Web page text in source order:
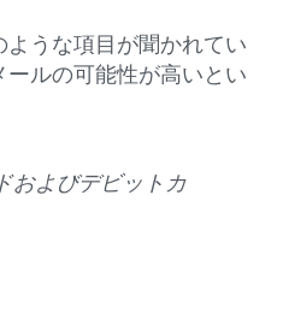
うな項目が聞かれてい
ルの可能性が高いとい
およびデビットカ